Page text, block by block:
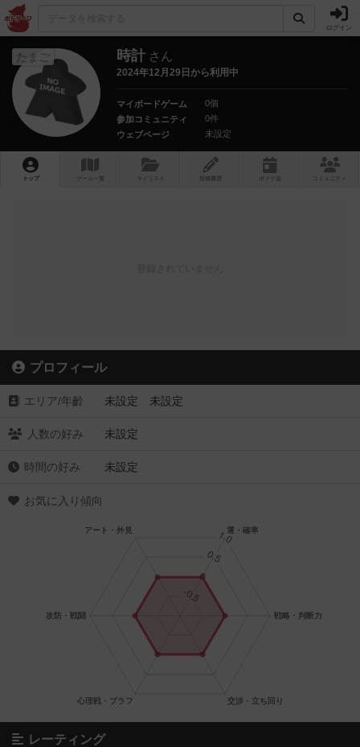
ログイン
たまご 時計 さん
2024年12月29日から利用中
マイボードゲーム
0個
参加コミュニティ
0件
ウェブページ
未設定
トップ ゲーム一覧 マイリスト 投稿履歴 ボ ドゲ コミュニティ
プロフィール
エリア/年齡 未設定 未設定
人数の好み 未設定
時間の好み 未設定
お気に入り傾向
レーティング